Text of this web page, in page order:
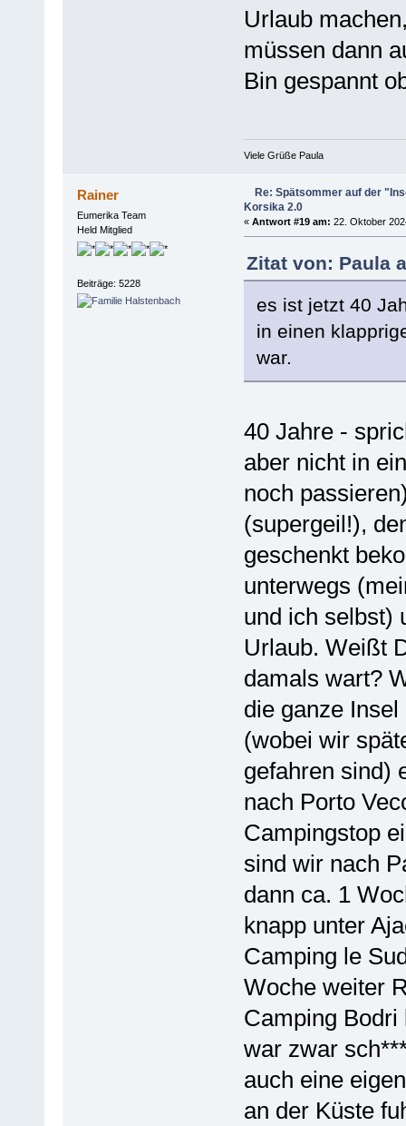
Urlaub
müssen dann
Bin gespannt
Viele Grüße Paula
Rainer
Eumerika Team
Held Mitglied
Beiträge: 5228
Re: Spätsommer auf der
Korsika 2.0
« Antwort #19 am: 22. Oktober
Zitat von: Paula
es ist jetzt 40
in einen
war.
40 Jahre -
aber nicht in
noch
(supergeil!),
geschenkt
unterwegs
und ich selbst)
Urlaub. Weißt
damals wart?
die ganze
(wobei wir
gefahren sind)
nach Porto
Campingstop
sind wir nach
dann ca. 1
knapp unter
Camping le
Woche weiter
Camping
war zwar
auch eine
an der Küste